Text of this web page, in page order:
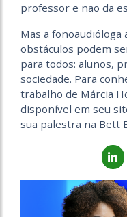
professor e não da
Mas a
obstáculos podem
para todos: alunos,
sociedade. Para
trabalho de Márcia
disponível em seu
sua palestra na Bett